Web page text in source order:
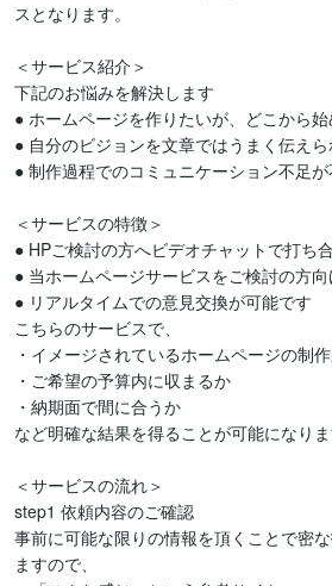
スとなります。
＜サービス紹介＞
下記のお悩みを解決します
● ホームページを作りたいが、どこから
● 自分のビジョンを文章ではうまく伝え
● 制作過程でのコミュニケーション不足
＜サービスの特徴＞
● HPご検討の方へビデオチャットで打ち
● 当ホームページサービスをご検討の方
● リアルタイムでの意見交換が可能です
こちらのサービスで、
・イメージされているホームページの制
・ご希望の予算内に収まるか
・納期面で間に合うか
など明確な結果を得ることが可能になりま
＜サービスの流れ＞
step1 依頼内容のご確認
事前に可能な限りの情報を頂くことで密
ますので、